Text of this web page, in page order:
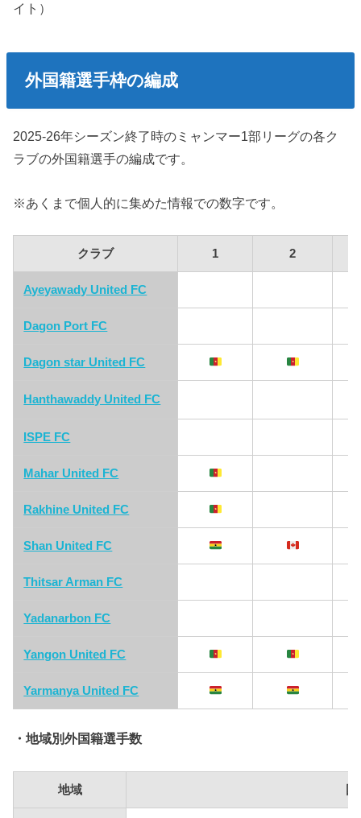
イト）
外国籍選手枠の編成
2025-26年シーズン終了時のミャンマー1部リーグの各ク
ラブの外国籍選手の編成です。
※あくまで個人的に集めた情報での数字です。
クラブ 1 2
Ayeyawady United FC
Dagon Port FC
Dagon star United FC
Hanthawaddy United FC
ISPE FC
Mahar United FC
Rakhine United FC
Shan United FC
Thitsar Arman FC
Yadanarbon FC
Yangon United FC
Yarmanya United FC
・地域別外国籍選手数
地域 国